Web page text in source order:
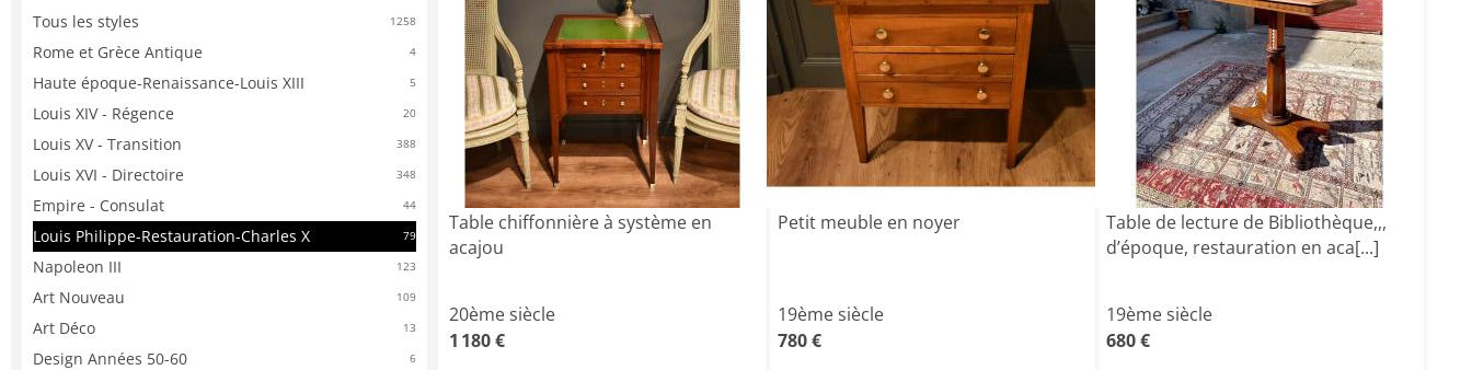
Tous les styles 1258
Rome et Grèce Antique 4
Haute époque-Renaissance-Louis XIII 5
Louis XIV - Régence 20
Louis XV - Transition 388
Louis XVI - Directoire 348
Empire - Consulat 44
Louis Philippe-Restauration-Charles X 79
Napoleon III 123
Art Nouveau 109
Art Déco 13
Design Années 50-60 6
Table chiffonnière à système en
acajou
20ème siècle
1 180 €
Petit meuble en noyer
19ème siècle
780 €
Table de lecture de Bibliothèque,,,
d’époque, restauration en aca[...]
19ème siècle
680 €